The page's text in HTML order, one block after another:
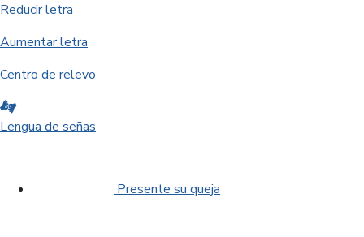
Reducir letra
Aumentar letra
Centro de relevo
Lengua de señas
Presente su queja